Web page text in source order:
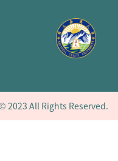
All Rights Reserved.